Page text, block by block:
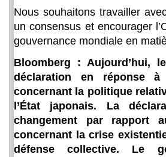
Nous souhaitons travailler
un consensus et encourager
gouvernance mondiale en
Bloomberg : Aujourd’hui,
déclaration en réponse
concernant la politique
l’État japonais. La
changement par rapport
concernant la crise
défense collective. Le